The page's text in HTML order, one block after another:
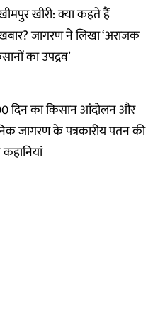
खीरी: क्या कहते हैं
जागरण ने लिखा ‘अराजक
का उपद्रव’
दिन का किसान आंदोलन और
जागरण के पत्रकारीय पतन की